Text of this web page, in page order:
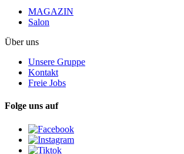
MAGAZIN
Salon
Über uns
Unsere Gruppe
Kontakt
Freie Jobs
Folge uns auf